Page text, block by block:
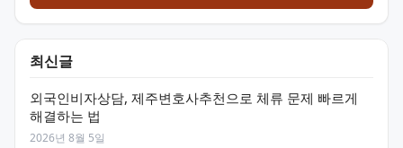
최신글
외국인비자상담, 제주변호사추천으로 체류 문제 빠르게
해결하는 법
2026년 8월 5일